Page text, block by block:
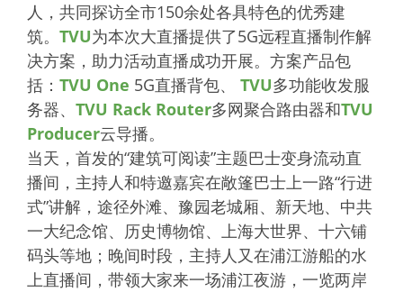
人，共同探访全市150余处各具特色的优秀建
筑。 TVU为本次大直播提供了5G远程直播制作解
决方案，助力活动直播成功开展。方案产品包
括： TVU One 5G直播背包、 TVU多功能收发服
务器、 TVU Rack Router多网聚合路由器和TVU
Producer云导播。
当天，首发的“建筑可阅读”主题巴士变身流动直
播间，主持人和特邀嘉宾在敞篷巴士上一路“行进
式”讲解，途径外滩、豫园老城厢、新天地、中共
一大纪念馆、历史博物馆、上海大世界、十六铺
码头等地；晚间时段，主持人又在浦江游船的水
上直播间，带领大家来一场浦江夜游，一览两岸